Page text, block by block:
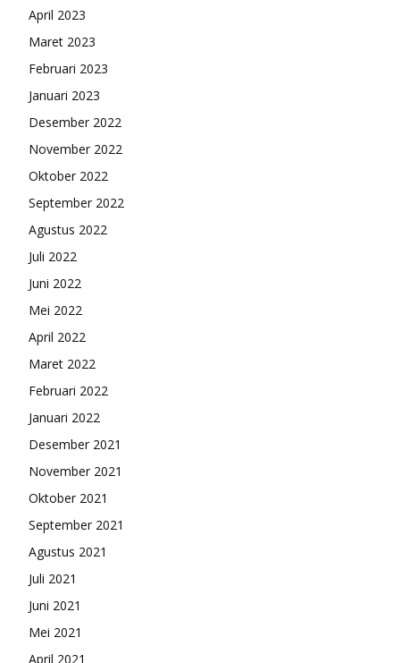
April 2023
Maret 2023
Februari 2023
Januari 2023
Desember 2022
November 2022
Oktober 2022
September 2022
Agustus 2022
Juli 2022
Juni 2022
Mei 2022
April 2022
Maret 2022
Februari 2022
Januari 2022
Desember 2021
November 2021
Oktober 2021
September 2021
Agustus 2021
Juli 2021
Juni 2021
Mei 2021
April 2021